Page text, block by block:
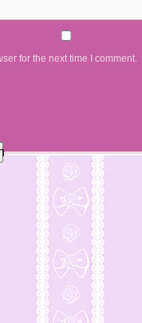
for the next time I comment.